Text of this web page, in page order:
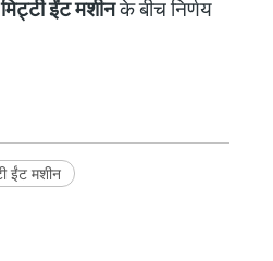
ईंट मशीनके बीच निर्णय
ईंट मशीन